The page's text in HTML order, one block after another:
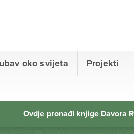
oko svijeta Projekti
Ovdje pronađi knjige Davora